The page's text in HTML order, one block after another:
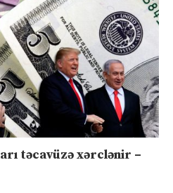
təcavüzə xərclənir –